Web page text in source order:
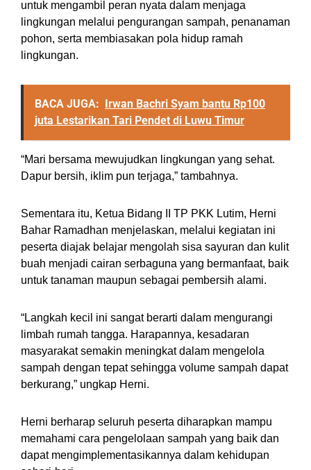
untuk mengambil peran nyata dalam menjaga
lingkungan melalui pengurangan sampah, penanaman
pohon, serta membiasakan pola hidup ramah
lingkungan.
BACA JUGA: Irwan Bachri Syam bantu Rp100
juta Lestarikan Tari Pendet di Luwu Timur
“Mari bersama mewujudkan lingkungan yang sehat.
Dapur bersih, iklim pun terjaga,” tambahnya.
Sementara itu, Ketua Bidang II TP PKK Lutim, Herni
Bahar Ramadhan menjelaskan, melalui kegiatan ini
peserta diajak belajar mengolah sisa sayuran dan kulit
buah menjadi cairan serbaguna yang bermanfaat, baik
untuk tanaman maupun sebagai pembersih alami.
“Langkah kecil ini sangat berarti dalam mengurangi
limbah rumah tangga. Harapannya, kesadaran
masyarakat semakin meningkat dalam mengelola
sampah dengan tepat sehingga volume sampah dapat
berkurang,” ungkap Herni.
Herni berharap seluruh peserta diharapkan mampu
memahami cara pengelolaan sampah yang baik dan
dapat mengimplementasikannya dalam kehidupan